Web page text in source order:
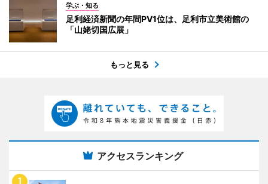
学ぶ・知る
足利経済新聞の年間PV1位は、足利市立美術館の
「山姥切国広展」
もっと見る
アクセスランキング